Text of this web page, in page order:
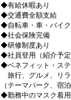
◆有給休暇あり
◆交通費全額支給
◆自転車・車・バイク
◆社会保険完備
◆研修制度あり
◆社員登用（紹介予定
◆ベネフィット・ス
旅行、グルメ、リラ
（テーマパーク、宿
◆勤務中のマスク着